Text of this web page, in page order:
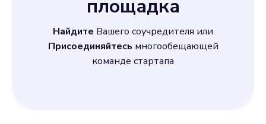
площадка
Найдите Вашего соучредителя или
Присоединяйтесь многообещающей
команде стартапа